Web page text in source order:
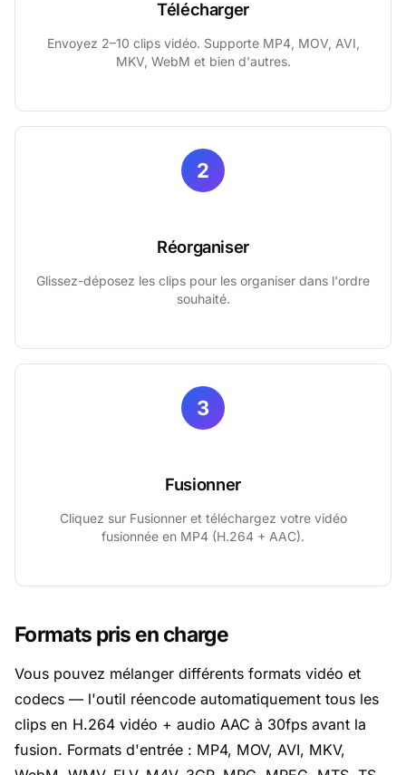
Télécharger
Envoyez 2–10 clips vidéo. Supporte MP4, MOV, AVI,
MKV, WebM et bien d'autres.
2
Réorganiser
Glissez-déposez les clips pour les organiser dans l'ordre
souhaité.
3
Fusionner
Cliquez sur Fusionner et téléchargez votre vidéo
fusionnée en MP4 (H.264 + AAC).
Formats pris en charge
Vous pouvez mélanger différents formats vidéo et
codecs — l'outil réencode automatiquement tous les
clips en H.264 vidéo + audio AAC à 30fps avant la
fusion. Formats d'entrée : MP4, MOV, AVI, MKV,